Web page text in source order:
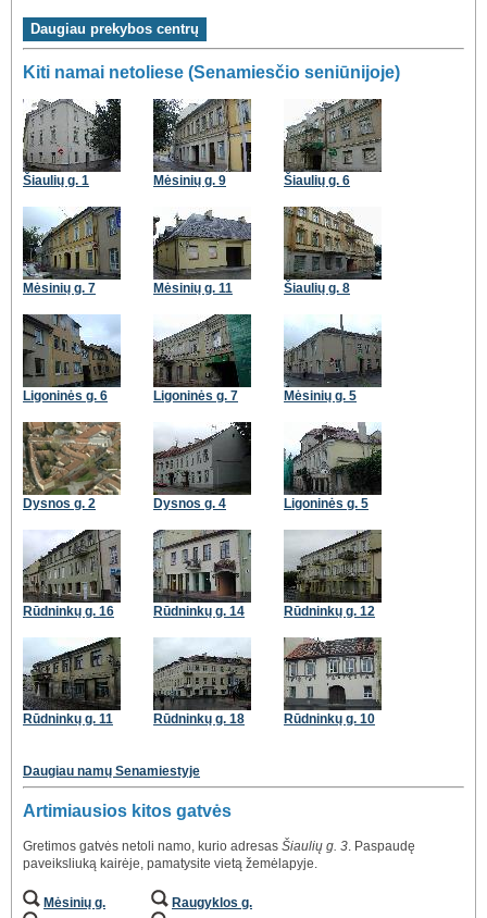
Kiti namai netoliese (Senamiesčio seniūnijoje)
Šiaulių g. 1 Mėsinių g. 9 Šiaulių g. 6
Mėsinių g. 7 Mėsinių g. 11 Šiaulių g. 8
Ligoninės g. 6 Ligoninės g. 7 Mėsinių g. 5
Dysnos g. 2 Dysnos g. 4 Ligoninės g. 5
Rūdninkų g. 16 Rūdninkų g. 14 Rūdninkų g. 12
Rūdninkų g. 11 Rūdninkų g. 18 Rūdninkų g. 10
Daugiau namų Senamiestyje
Artimiausios kitos gatvės
Gretimos gatvės netoli namo, kurio adresas Šiaulių g. 3. Paspaudę
paveiksliuką kairėje, pamatysite vietą žemėlapyje.
Mėsinių g.
Raugyklos g.